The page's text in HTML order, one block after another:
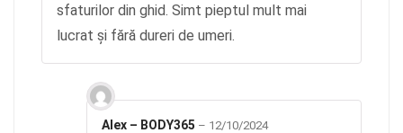
sfaturilor din ghid. Simt pieptul mult mai
lucrat și fără dureri de umeri.
Alex – BODY365 – 12/10/2024